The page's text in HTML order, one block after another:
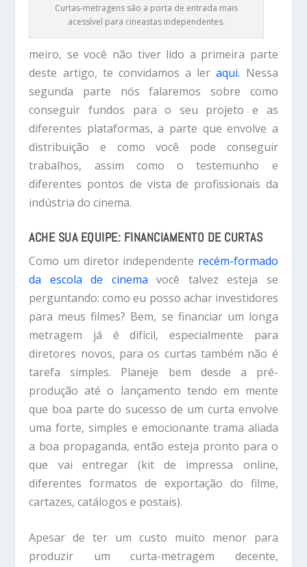
Curtas-metragens são a porta de entrada mais
acessível para cineastas independentes.
meiro, se você não tiver lido a primeira parte
deste artigo, te convidamos a leraqui. Nessa
segunda parte nós falaremos sobre como
conseguir fundos para o seu projeto e as
diferentes plataformas, a parte que envolve a
distribuição e como você pode conseguir
trabalhos, assim como o testemunho e
diferentes pontos de vista de profissionais da
indústria do cinema.
ACHE SUA EQUIPE: FINANCIAMENTO DE CURTAS
Como um diretor independente recém-formado
da escola de cinema você talvez esteja se
perguntando: como eu posso achar investidores
para meus filmes? Bem, se financiar um longa
metragem já é difícil, especialmente para
diretores novos, para os curtas também não é
tarefa simples. Planeje bem desde a pré-
produção até o lançamento tendo em mente
que boa parte do sucesso de um curta envolve
uma forte, simples e emocionante trama aliada
a boa propaganda, então esteja pronto para o
que vai entregar (kit de impressa online,
diferentes formatos de exportação do filme,
cartazes, catálogos e postais).
Apesar de ter um custo muito menor para
produzir um curta-metragem decente,